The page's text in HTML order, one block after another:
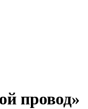
провод»